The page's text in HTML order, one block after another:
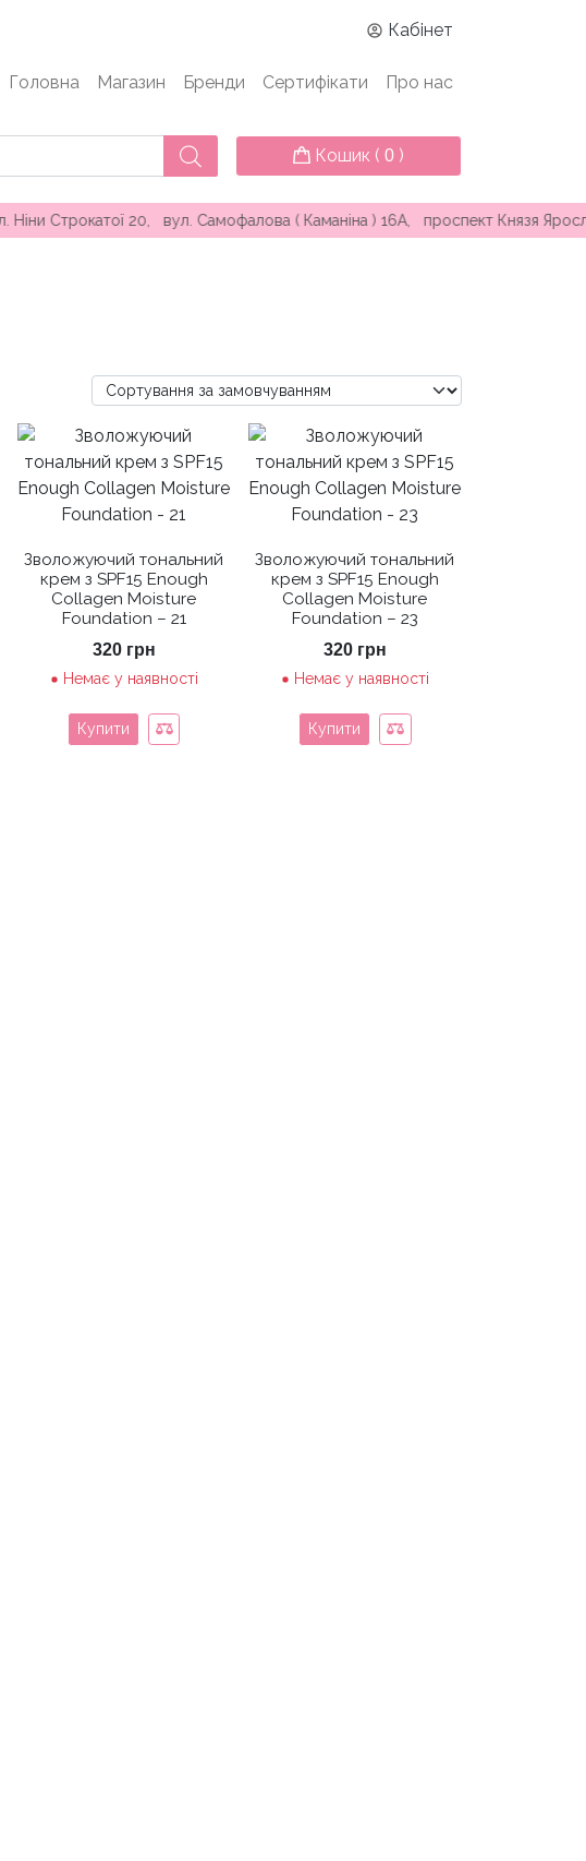
Кабінет
Головна Магазин Бренди Сертифікати Про нас
Кошик ( 0 )
вул. Самофалова ( Каманіна ) 16А, проспект Князя Ярослава Мудрого
Зволожуючий тональний
крем з SPF15 Enough
Collagen Moisture
Foundation – 21
320 грн
Немає у наявності
Купити
Зволожуючий тональний
крем з SPF15 Enough
Collagen Moisture
Foundation – 23
320 грн
Немає у наявності
Купити